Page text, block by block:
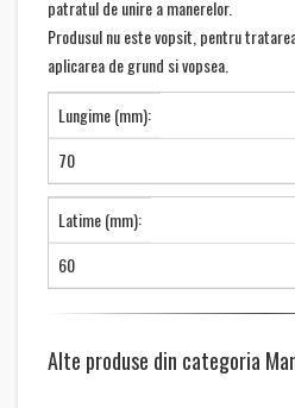
patratul de unire a manerelor.
Produsul nu este vopsit, pentru
aplicarea de grund si vopsea.
Lungime (mm):
70
Latime (mm):
60
Alte produse din categoria